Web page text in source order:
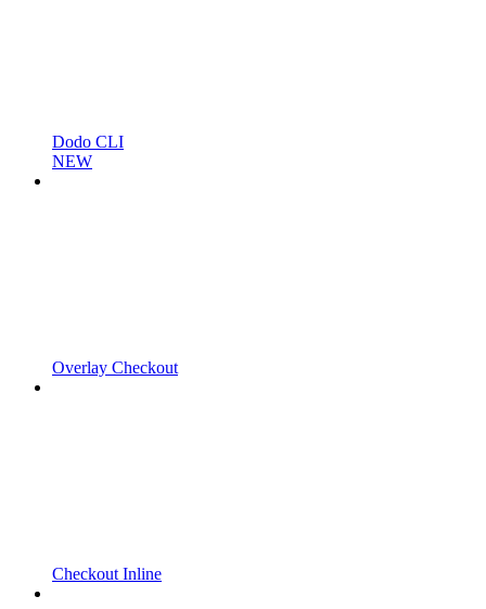
Dodo CLI
NEW
Overlay Checkout
Checkout Inline